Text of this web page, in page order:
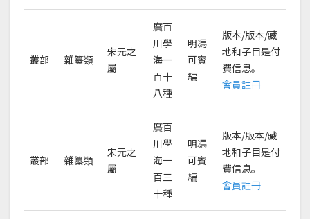
叢部 雜纂類
宋元之
屬
廣百
川學
海一
百十
八種
明馮
可賓
編
版本/版本/藏
地和子目是付
費信息。
會員註冊
叢部 雜纂類
宋元之
屬
廣百
川學
海一
百三
十種
明馮
可賓
編
版本/版本/藏
地和子目是付
費信息。
會員註冊